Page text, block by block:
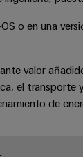
o en una
valor
el transporte
de